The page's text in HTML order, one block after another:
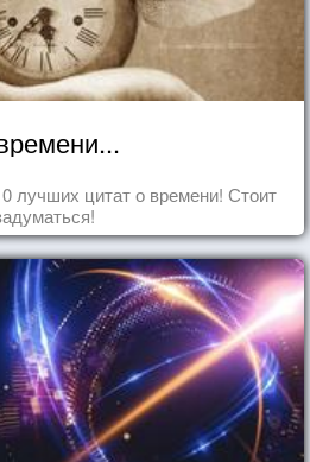
лучших цитат о времени! Стоит